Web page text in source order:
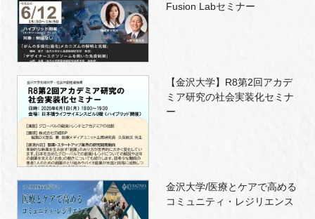
Fusion Labセミナー
【金沢大学】R8第2回アカデ
ミア研究の社会実装化セミナ
ー
金沢大学/医療とケアで高める
コミュニティ・レジリエンス